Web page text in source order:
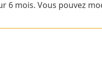
mois. Vous pouvez